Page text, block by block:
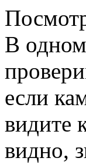
В
если
видите
видно,